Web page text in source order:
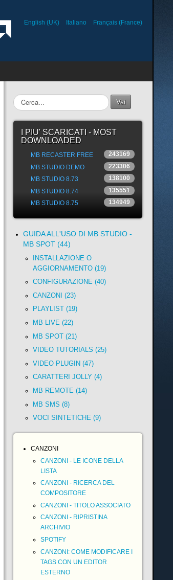
English (UK) Italiano Français (France)
Cerca... Vai
I PIU' SCARICATI - MOST
DOWNLOADED
MB RECASTER FREE
243169
MB STUDIO DEMO
223306
MB STUDIO 8.73
138100
MB STUDIO 8.74
135551
MB STUDIO 8.75
134949
GUIDA ALL'USO DI MB STUDIO -
MB SPOT (44)
INSTALLAZIONE O
AGGIORNAMENTO (19)
CONFIGURAZIONE (40)
CANZONI (23)
PLAYLIST (19)
MB LIVE (22)
MB SPOT (21)
VIDEO TUTORIALS (25)
VIDEO PLUGIN (47)
CARATTERI JOLLY (4)
MB REMOTE (14)
MB SMS (8)
VOCI SINTETICHE (9)
CANZONI
CANZONI - LE ICONE DELLA
LISTA
CANZONI - RICERCA DEL
COMPOSITORE
CANZONI - TITOLO ASSOCIATO
CANZONI - RIPRISTINA
ARCHIVIO
SPOTIFY
CANZONI: COME MODIFICARE I
TAGS CON UN EDITOR
ESTERNO